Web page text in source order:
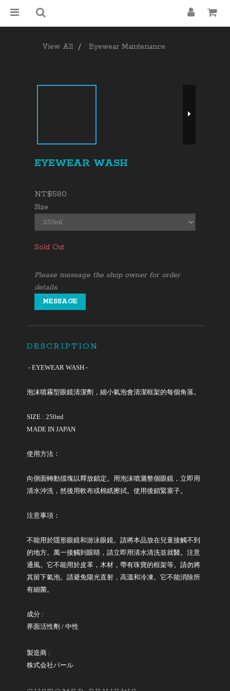
View All Eyewear Maintenance
EYEWEAR WASH
NT$580
Size
Sold Out
Please message the shop owner for order
details.
MESSAGE
DESCRIPTION
- EYEWEAR WASH -
泡沫噴霧型眼鏡清潔劑，細小氣泡會清潔框架的每個角落。
SIZE : 250ml
MADE IN JAPAN
使用方法：
向側面轉動擋塊以釋放鎖定。用泡沫噴灑整個眼鏡，立即用
清水沖洗，然後用軟布或棉紙擦拭。使用後鎖緊塞子。
注意事項：
不能用於隱形眼鏡和游泳眼鏡。請將本品放在兒童接觸不到
的地方。萬一接觸到眼睛，請立即用清水清洗並就醫。注意
通風。它不能用於皮革，木材，帶有珠寶的框架等。請勿將
其留下氣泡。請避免陽光直射，高溫和冷凍。它不能消除所
有細菌。
成分 :
界面活性劑 / 中性
製造商 :
株式会社パール